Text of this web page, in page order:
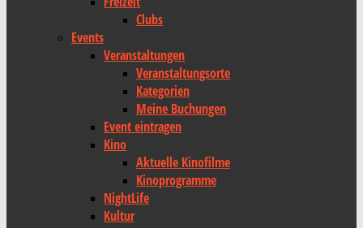
Clubs
Events
Veranstaltungen
Veranstaltungsorte
Kategorien
Meine Buchungen
Event eintragen
Kino
Aktuelle Kinofilme
Kinoprogramme
NightLife
Kultur